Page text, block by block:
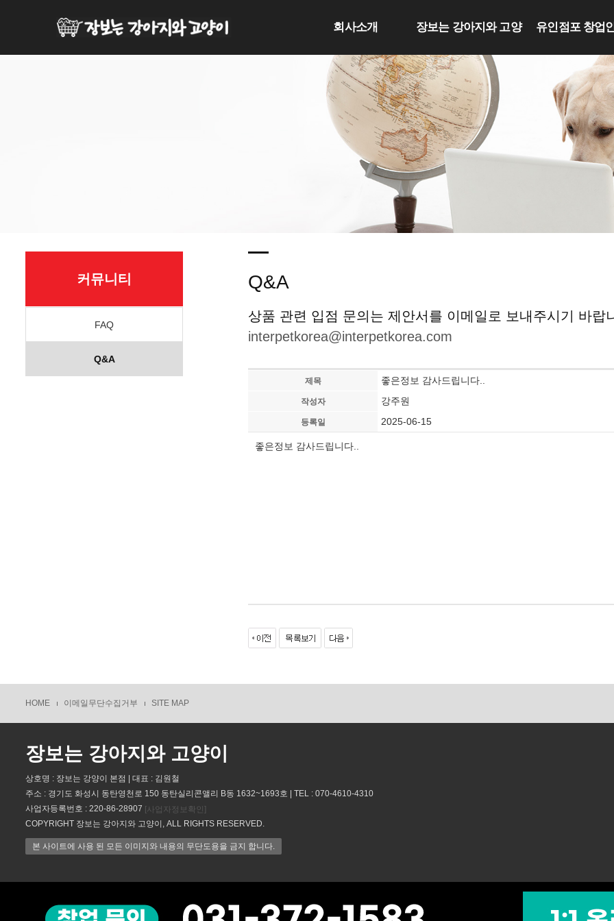
회사소개 장보는 강아지와 고양 유인점포 창업
커뮤니티
FAQ
Q&A
Q&A
상품 관련 입점 문의는 제안서를 이메일로 보내주시기 바랍
interpetkorea@interpetkorea.com
제목 좋은정보 감사드립니다..
작성자 강주원
등록일 2025-06-15
좋은정보 감사드립니다..
HOME 이메일무단수집거부 SITE MAP
장보는 강아지와 고양이
상호명 : 장보는 강양이 본점 | 대표 : 김원철
주소 : 경기도 화성시 동탄영천로 150 동탄실리콘앨리 B동 1632~1693호 | TEL : 070-4610-4310
사업자등록번호 : 220-86-28907 [사업자정보확인]
COPYRIGHT 장보는 강아지와 고양이, ALL RIGHTS RESERVED.
본 사이트에 사용 된 모든 이미지와 내용의 무단도용을 금지 합니다.